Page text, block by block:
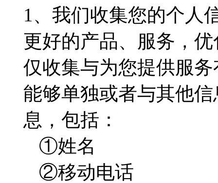
1、我们收集您的个人
更好的产品、服务，
仅收集与为您提供服
能够单独或者与其他
息，包括：
①姓名
②移动电话